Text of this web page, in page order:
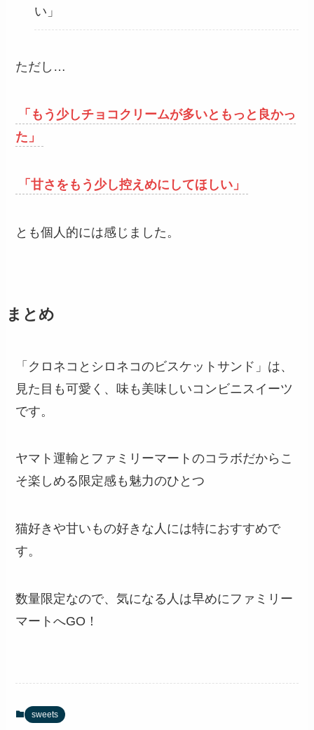
い」
ただし…
「もう少しチョコクリームが多いともっと良かっ
た」
「甘さをもう少し控えめにしてほしい」
とも個人的には感じました。
まとめ
「クロネコとシロネコのビスケットサンド」は、
見た目も可愛く、味も美味しいコンビニスイーツ
です。
ヤマト運輸とファミリーマートのコラボだからこ
そ楽しめる限定感も魅力のひとつ
猫好きや甘いもの好きな人には特におすすめで
す。
数量限定なので、気になる人は早めにファミリー
マートへGO！
sweets